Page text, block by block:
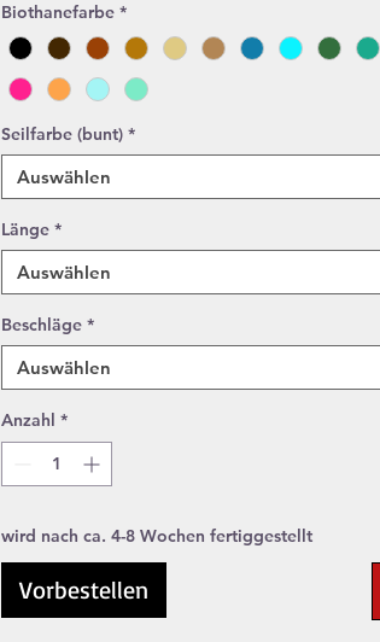
Biothanefarbe *
Seilfarbe (bunt) *
Auswählen
Länge *
Auswählen
Beschläge *
Auswählen
Anzahl *
wird nach ca. 4-8 Wochen fertiggestellt
Vorbestellen